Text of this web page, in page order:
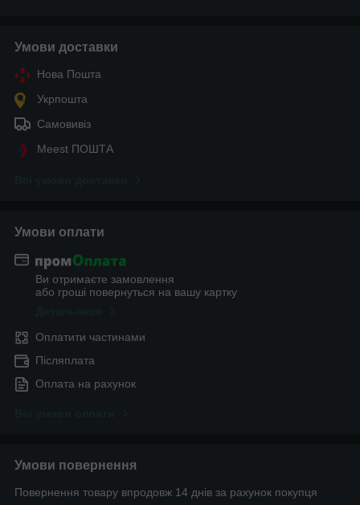
Умови доставки
Нова Пошта
Укрпошта
Самовивіз
Meest ПОШТА
Умови оплати
Ви отримаєте замовлення
або гроші повернуться на вашу картку
Оплатити частинами
Післяплата
Оплата на рахунок
Умови повернення
Повернення товару впродовж 14 днів за рахунок покупця